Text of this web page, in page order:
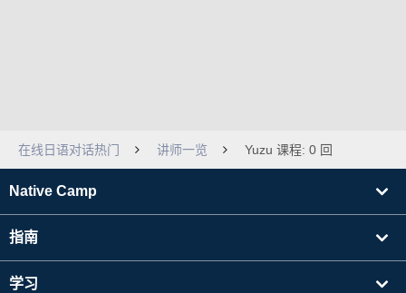
在线日语对话热门 讲师一览 Yuzu 课程: 0 回
Native Camp
指南
学习